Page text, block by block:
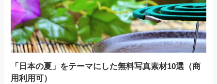
「日本の夏」をテーマにした無料写真素材10選（商
用利用可）